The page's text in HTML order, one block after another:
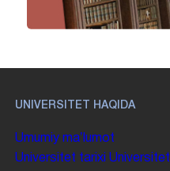
UNIVERSITET HAQIDA
Umumiy maʼlumot
Universitet tarixi Universitet